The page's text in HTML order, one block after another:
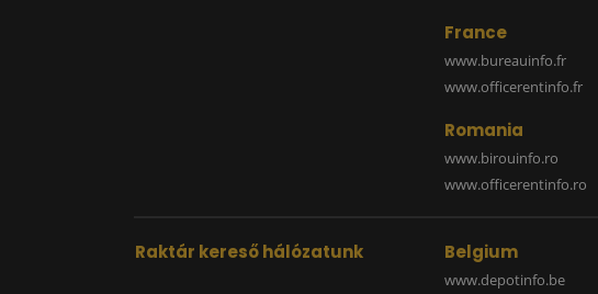
France
www.bureauinfo.fr
www.officerentinfo.fr
Romania
www.birouinfo.ro
www.officerentinfo.ro
Raktár kereső hálózatunk Belgium
www.depotinfo.be